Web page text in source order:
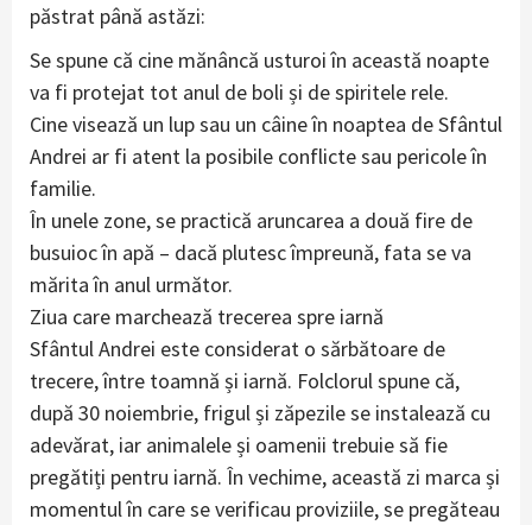
păstrat până astăzi:
Se spune că cine mănâncă usturoi în această noapte
va fi protejat tot anul de boli și de spiritele rele.
Cine visează un lup sau un câine în noaptea de Sfântul
Andrei ar fi atent la posibile conflicte sau pericole în
familie.
În unele zone, se practică aruncarea a două fire de
busuioc în apă – dacă plutesc împreună, fata se va
mărita în anul următor.
Ziua care marchează trecerea spre iarnă
Sfântul Andrei este considerat o sărbătoare de
trecere, între toamnă și iarnă. Folclorul spune că,
după 30 noiembrie, frigul și zăpezile se instalează cu
adevărat, iar animalele și oamenii trebuie să fie
pregătiți pentru iarnă. În vechime, această zi marca și
momentul în care se verificau proviziile, se pregăteau